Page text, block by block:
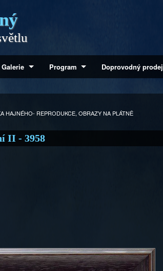
Galerie Program Doprovodný prodej
HAJNÉHO- REPRODUKCE, OBRAZY NA PLÁTNĚ
II - 3958